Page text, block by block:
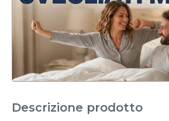
Descrizione prodotto